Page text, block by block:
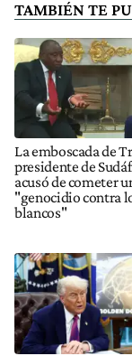
TAMBIÉN TE
La emboscada de
presidente de
acusó de cometer
"genocidio contra
blancos"